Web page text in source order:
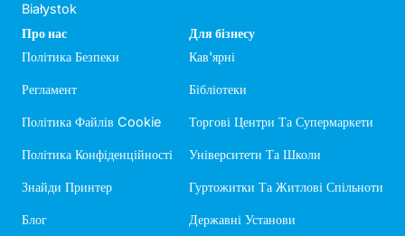
Białystok
Про нас
Політика Безпеки
Регламент
Політика Файлів Cookie
Політика Конфіденційності
Знайди Принтер
Блог
Для бізнесу
Кав'ярні
Бібліотеки
Торгові Центри Та Супермаркети
Університети Та Школи
Гуртожитки Та Житлові Спільноти
Державні Установи